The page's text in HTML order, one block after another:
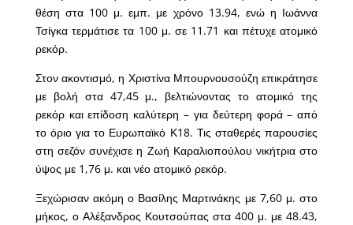
θέση στα 100 μ. εμπ. με χρόνο 13.94, ενώ η Ιωάννα
Τσίγκα τερμάτισε τα 100 μ. σε 11.71 και πέτυχε ατομικό
ρεκόρ.
Στον ακοντισμό, η Χριστίνα Μπουρνουσούζη επικράτησε
με βολή στα 47,45 μ., βελτιώνοντας το ατομικό της
ρεκόρ και επίδοση καλύτερη – για δεύτερη φορά – από
το όριο για το Ευρωπαϊκό Κ18. Τις σταθερές παρουσίες
στη σεζόν συνέχισε η Ζωή Καραλιοπούλου νικήτρια στο
ύψος με 1,76 μ. και νέο ατομικό ρεκόρ.
Ξεχώρισαν ακόμη ο Βασίλης Μαρτινάκης με 7,60 μ. στο
μήκος, ο Αλέξανδρος Κουτσούπας στα 400 μ. με 48.43,